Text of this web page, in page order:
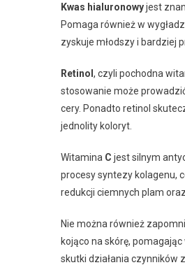
Kwas hialuronowyjest
Pomaga również w
zyskuje młodszy i bardziej
Retinol , czyli pochodna
stosowanie może
cery. Ponadto retinol
jednolity koloryt.
Witamina C jest silnym
procesy syntezy kolagenu,
redukcji ciemnych plam
Nie można również
kojąco na skórę,
skutki działania czynników